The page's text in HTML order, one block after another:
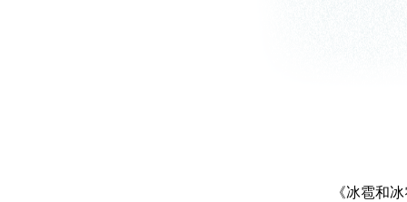
《冰雹和